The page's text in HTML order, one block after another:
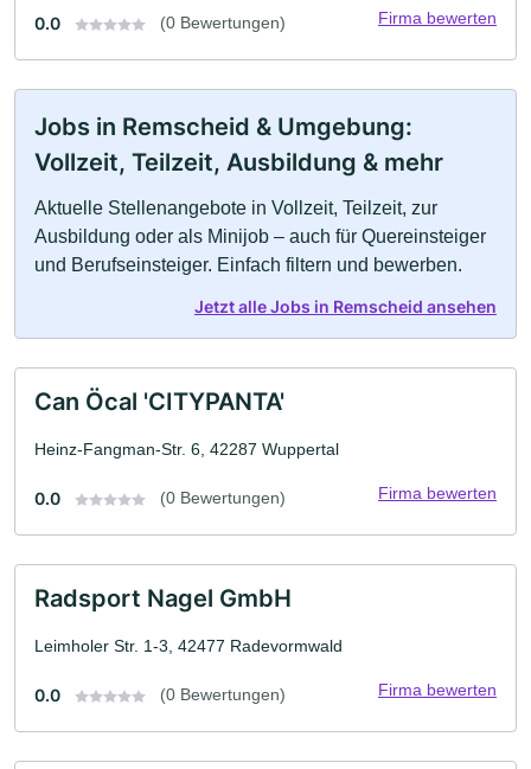
0.0 (0 Bewertungen) Firma bewerten
Jobs in Remscheid & Umgebung:
Vollzeit, Teilzeit, Ausbildung & mehr
Aktuelle Stellenangebote in Vollzeit, Teilzeit, zur
Ausbildung oder als Minijob – auch für Quereinsteiger
und Berufseinsteiger. Einfach filtern und bewerben.
Jetzt alle Jobs in Remscheid ansehen
Can Öcal 'CITYPANTA'
Heinz-Fangman-Str. 6, 42287 Wuppertal
0.0 (0 Bewertungen) Firma bewerten
Radsport Nagel GmbH
Leimholer Str. 1-3, 42477 Radevormwald
0.0 (0 Bewertungen) Firma bewerten